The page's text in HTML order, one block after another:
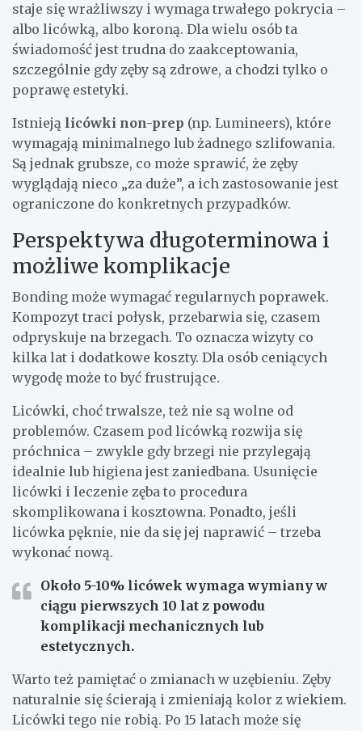
staje się wrażliwszy i wymaga trwałego pokrycia –
albo licówką, albo koroną. Dla wielu osób ta
świadomość jest trudna do zaakceptowania,
szczególnie gdy zęby są zdrowe, a chodzi tylko o
poprawę estetyki.
Istnieją licówki non-prep (np. Lumineers), które
wymagają minimalnego lub żadnego szlifowania.
Są jednak grubsze, co może sprawić, że zęby
wyglądają nieco „za duże”, a ich zastosowanie jest
ograniczone do konkretnych przypadków.
Perspektywa długoterminowa i
możliwe komplikacje
Bonding może wymagać regularnych poprawek.
Kompozyt traci połysk, przebarwia się, czasem
odpryskuje na brzegach. To oznacza wizyty co
kilka lat i dodatkowe koszty. Dla osób ceniących
wygodę może to być frustrujące.
Licówki, choć trwalsze, też nie są wolne od
problemów. Czasem pod licówką rozwija się
próchnica – zwykle gdy brzegi nie przylegają
idealnie lub higiena jest zaniedbana. Usunięcie
licówki i leczenie zęba to procedura
skomplikowana i kosztowna. Ponadto, jeśli
licówka pęknie, nie da się jej naprawić – trzeba
wykonać nową.
Około 5-10% licówek wymaga wymiany w
ciągu pierwszych 10 lat z powodu
komplikacji mechanicznych lub
estetycznych.
Warto też pamiętać o zmianach w uzębieniu. Zęby
naturalnie się ścierają i zmieniają kolor z wiekiem.
Licówki tego nie robią. Po 15 latach może się